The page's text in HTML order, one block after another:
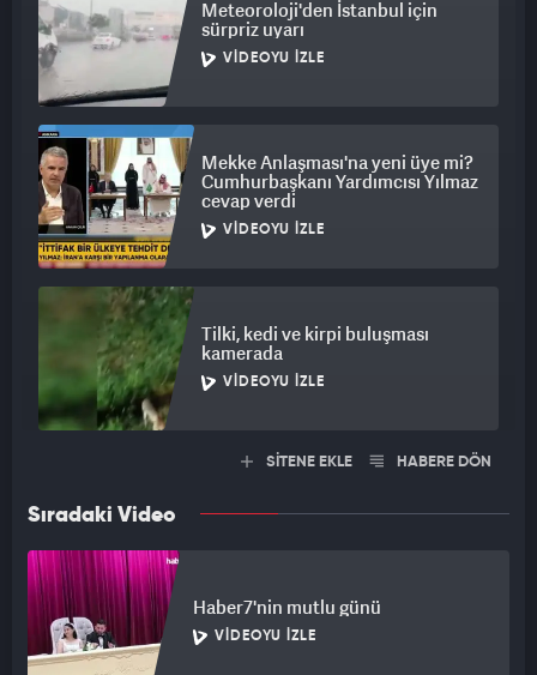
Meteoroloji'den İstanbul için
sürpriz uyarı
VIDEOYU İZLE
Mekke Anlaşması'na yeni üye mi?
Cumhurbaşkanı Yardımcısı Yılmaz
cevap verdi
VIDEOYU İZLE
Tilki, kedi ve kirpi buluşması
kamerada
VIDEOYU İZLE
SİTENE EKLE HABERE DÖN
Sıradaki Video
Haber7'nin mutlu günü
VIDEOYU İZLE